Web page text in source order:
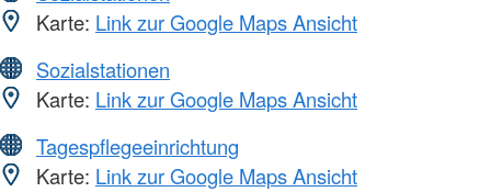
Karte: Link zur Google Maps Ansicht
Sozialstationen
Karte: Link zur Google Maps Ansicht
Tagespflegeeinrichtung
Karte: Link zur Google Maps Ansicht